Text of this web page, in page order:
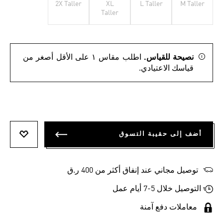
M Taller
L Taller
XL
Taller
2X Taller
نصيحة للقياس.
اطلب مقاس ١ على الأقل أصغر من
قياسك الاعتيادي.
أضف إلى حقيبة التسوق
توصيل مجاني عند إنفاق أكثر من 400 ر.ق
التوصيل خلال 5-7 أيام عمل
معاملات دفع آمنة